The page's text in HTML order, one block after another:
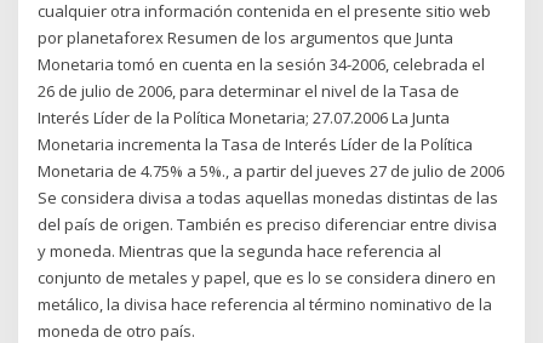
cualquier otra información contenida en el presente sitio web
por planetaforex Resumen de los argumentos que Junta
Monetaria tomó en cuenta en la sesión 34-2006, celebrada el
26 de julio de 2006, para determinar el nivel de la Tasa de
Interés Líder de la Política Monetaria; 27.07.2006 La Junta
Monetaria incrementa la Tasa de Interés Líder de la Política
Monetaria de 4.75% a 5%., a partir del jueves 27 de julio de 2006
Se considera divisa a todas aquellas monedas distintas de las
del país de origen. También es preciso diferenciar entre divisa
y moneda. Mientras que la segunda hace referencia al
conjunto de metales y papel, que es lo se considera dinero en
metálico, la divisa hace referencia al término nominativo de la
moneda de otro país.